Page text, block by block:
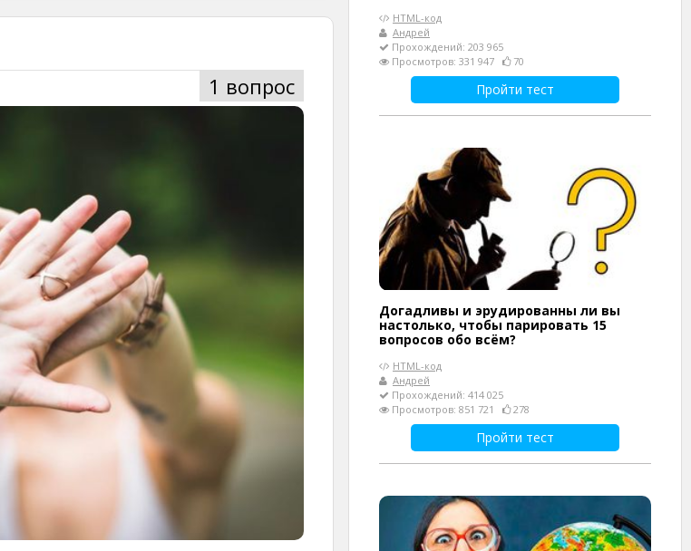
1 вопрос
HTML-код
Андрей
Прохождений: 203 965
Просмотров: 331 947
70
Пройти тест
Догадливы и эрудированны ли вы
настолько, чтобы парировать 15
вопросов обо всём?
HTML-код
Андрей
Прохождений: 414 025
Просмотров: 851 721
278
Пройти тест